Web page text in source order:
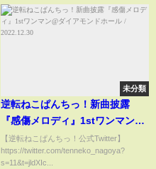
未分類
逆転ねこぱんちっ！新曲披露
『感傷メロディ』1stワンマン@
ダイアモンドホール /
2022.12.30
【逆転ねこぱんちっ！公式Twitter】
https://twitter.com/tenneko_nagoya?
s=11&t=jldXIc...